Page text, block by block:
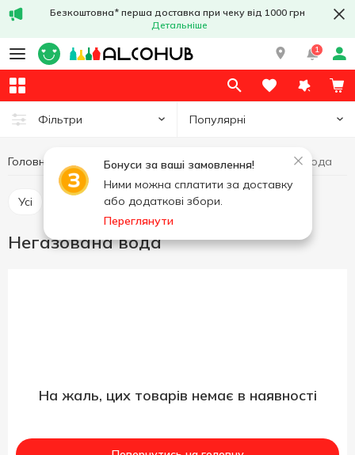
Безкоштовна* перша доставка при чеку від 1000 грн
Детальніше
1
Фільтри Популярні
Бонуси за ваші замовлення!
Ними можна сплатити за доставку
або додаткові збори.
Переглянути
Головна Мінеральна вода Негазована вода
Усі Газована вода Негазована вода
Негазована вода
На жаль, цих товарів немає в наявності